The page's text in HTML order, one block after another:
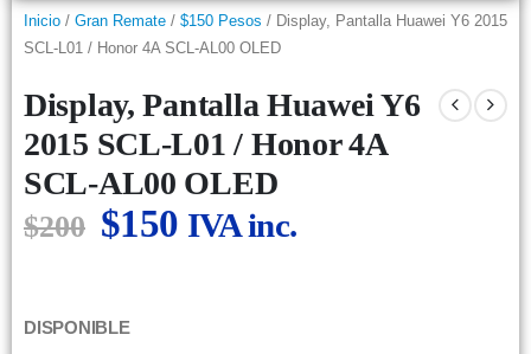
Inicio / Gran Remate / $150 Pesos / Display, Pantalla Huawei Y6 2015
SCL-L01 / Honor 4A SCL-AL00 OLED
Display, Pantalla Huawei Y6
2015 SCL-L01 / Honor 4A
SCL-AL00 OLED
$200 $150 IVA inc.
DISPONIBLE